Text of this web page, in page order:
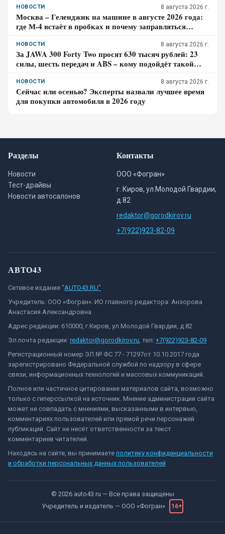
НОВОСТИ 8 августа 2026 г.
Москва – Геленджик на машине в августе 2026 года:
где М-4 встаёт в пробках и почему заправляться
НОВОСТИ 8 августа 2026 г.
За JAWA 300 Forty Two просят 630 тысяч рублей: 23
силы, шесть передач и ABS – кому подойдёт такой
НОВОСТИ 8 августа 2026 г.
Сейчас или осенью? Эксперты назвали лучшее время
для покупки автомобиля в 2026 году
Разделы
Новости
Тест-драйвы
Новости автосалонов
Контакты
ООО «Фогран»
г. Киров, ул.Молодой Гвардии,
д.82
redaktor@gorodkirov.ru
+7(922)923-82-09
АВТО43
Сетевое издание "AUTO43.RU"
Учредитель: ООО «Фогран». ИО главного редактора: Анзорова
Анастасия Александровна
Адрес редакции: 610000, г.Киров, ул.Молодой Гвардии, д.82
Эл.почта редакции: redaktor@gorodkirov.ru, тел: +7(922)923-82-09
Регистрационный номер ЭЛ № ФС 77 - 71297от 10.10.2017 года
зарегистрировано Федеральной службой по надзору в сфере
связи, информационных технологий и массовых коммуникаций.
Полное или частичное цитирование материалов сайта, возможно
только с гиперссылкой на источник. Мнение администрации сайта
может не совпадать с мнениями, высказанными в интервью,
комментариях пользователей или прямой речи персонажей
публикаций. Сайт не несёт ответственности за текст
комментариев читателей.
Находясь на сайте, вы принимаете политику конфиденциальности
и обработки персональных данных пользователей
© 2026 auto43.ru — Все права защищены
Учредитель и издатель — ООО «Фогран» 16+